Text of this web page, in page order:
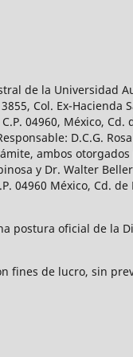
de la Universidad
Col. Ex-Hacienda
04960, México, Cd.
D.C.G.
ambos
y Dr. Walter
04960 México, Cd. de
postura oficial de la
fines de lucro, sin